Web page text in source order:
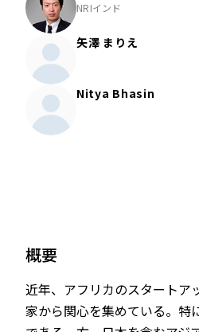
NRIインド
矢澤 まりえ
Nitya Bhasin
概要
近年、アフリカのスタートア
家から関心を集めている。特